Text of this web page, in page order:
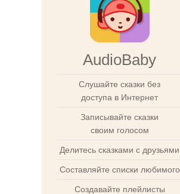
AudioBaby
Слушайте сказки без
доступа в Интернет
Записывайте сказки
своим голосом
Делитесь сказками с друзьями
Составляйте списки любимого
Создавайте плейлисты